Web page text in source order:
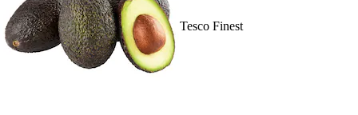
Tesco Finest